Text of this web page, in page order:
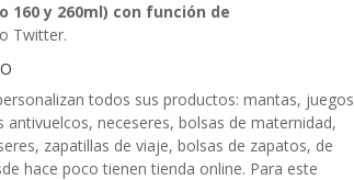
160 y 260ml) con función de
Twitter.
todos sus productos: mantas, juegos
neceseres, bolsas de maternidad,
zapatillas de viaje, bolsas de zapatos, de
hace poco tienen tienda online. Para este